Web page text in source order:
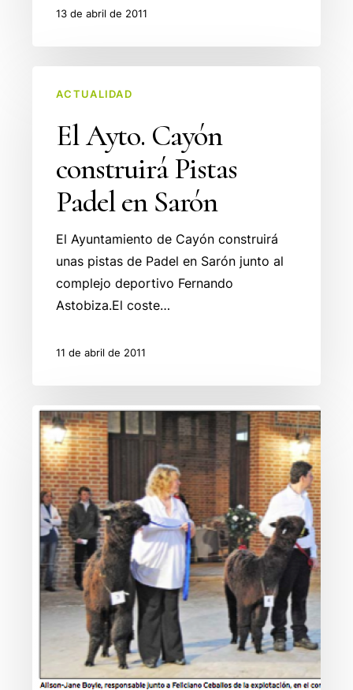
13 de abril de 2011
Ayto.
construirá
Pistas
Sarón
ACTUALIDAD
El Ayto. Cayón
construirá Pistas
Padel en Sarón
El Ayuntamiento de Cayón construirá
unas pistas de Padel en Sarón junto al
complejo deportivo Fernando
Astobiza.El coste…
11 de abril de 2011
Alpacas
Alto
Pas
Premio
Internacional